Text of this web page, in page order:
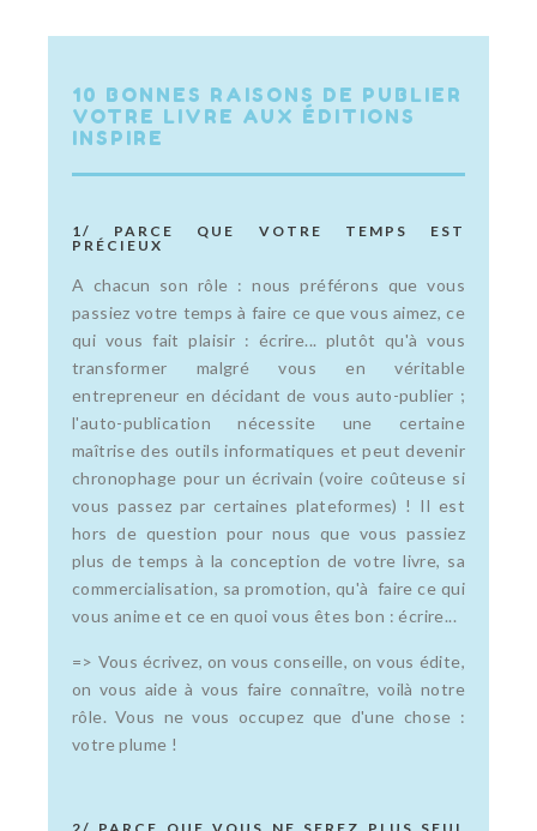
10 BONNES RAISONS DE PUBLIER
VOTRE LIVRE AUX ÉDITIONS
INSPIRE
1/ PARCE QUE VOTRE TEMPS EST
PRÉCIEUX
A chacun son rôle : nous préférons que vous
passiez votre temps à faire ce que vous aimez, ce
qui vous fait plaisir : écrire... plutôt qu'à vous
transformer malgré vous en véritable
entrepreneur en décidant de vous auto-publier ;
l'auto-publication nécessite une certaine
maîtrise des outils informatiques et peut devenir
chronophage pour un écrivain (voire coûteuse si
vous passez par certaines plateformes) ! Il est
hors de question pour nous que vous passiez
plus de temps à la conception de votre livre, sa
commercialisation, sa promotion, qu'à faire ce qui
vous anime et ce en quoi vous êtes bon : écrire...
=> Vous écrivez, on vous conseille, on vous édite,
on vous aide à vous faire connaître, voilà notre
rôle. Vous ne vous occupez que d'une chose :
votre plume !